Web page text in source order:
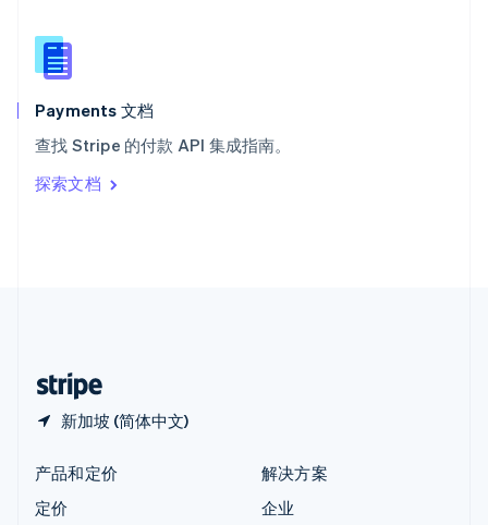
Payments 文档
查找 Stripe 的付款 API 集成指南。
探索文档
新加坡 (简体中文)
新西兰
English
匈牙利
English
ItalianoEnglish
印度
English
产品和定价
定价
解决方案
企业